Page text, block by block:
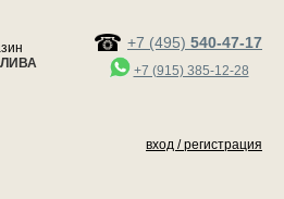
+7 (495) 540-47-17
+7 (915) 385-12-28
вход / регистрация